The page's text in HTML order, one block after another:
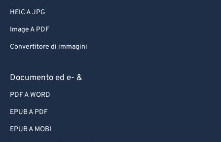
HEIC A JPG
Image A PDF
Convertitore di immagini
Documento ed e- &
PDF A WORD
EPUB A PDF
EPUB A MOBI